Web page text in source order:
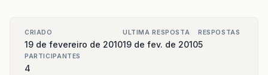
CRIADO
19 de fevereiro de 2010
ULTIMA RESPOSTA
19 de fev. de 2010
RESPOSTAS
5
PARTICIPANTES
4